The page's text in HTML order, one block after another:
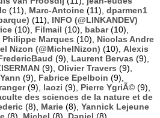
(11), Marc-Antoine (11), dparmen1
(11), INFO (@LINKANDEV)
(10), Filmail (10), babar(10),
Philippe Marques (10), Nicolas Andre
Nizon (@MichelNizon) (10), Alexis
(9), Laurent Bervas (9),
(9), Olivier Travers (9),
Yann (9), Fabrice Epelboin (9),
(9), laozi (9), Pierre YgriÃ© (9),
des sciences de la nature et de
(8), Marie (8), Yannick Lejeune